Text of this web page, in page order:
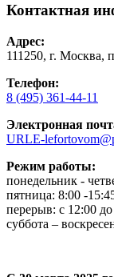
Контактная
Адрес:
111250, г. Москва,
Телефон:
8 (495) 361-44-11
Электронная
URLE-
Режим работы:
понедельник -
пятница: 8:00 -
перерыв: с 12:00
суббота –